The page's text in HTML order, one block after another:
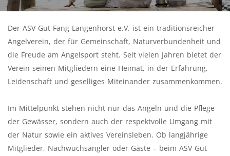
Der ASV Gut Fang Langenhorst e.V. ist ein traditionsreicher
Angelverein, der für Gemeinschaft, Naturverbundenheit und
die Freude am Angelsport steht. Seit vielen Jahren bietet der
Verein seinen Mitgliedern eine Heimat, in der Erfahrung,
Leidenschaft und geselliges Miteinander zusammenkommen.
Im Mittelpunkt stehen nicht nur das Angeln und die Pflege
der Gewässer, sondern auch der respektvolle Umgang mit
der Natur sowie ein aktives Vereinsleben. Ob langjährige
Mitglieder, Nachwuchsangler oder Gäste – beim ASV Gut